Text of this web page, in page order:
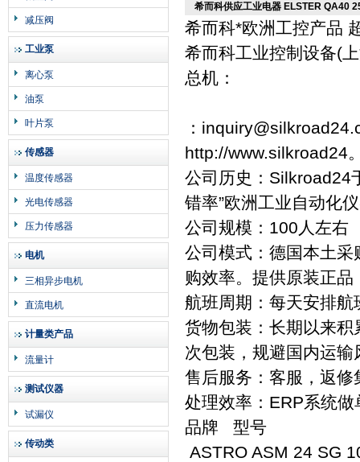
减压阀
工业泵
离心泵
油泵
叶片泵
传感器
温度传感器
光电传感器
压力传感器
电机
三相异步电机
直流电机
计量类产品
流量计
测试仪器
试漏仪
传动类
希而科供应工业电器 ELSTER QA40
希而科*欧洲工控产
希而科工业控制设备(
总机：
：
http://www.silkroad24
公司历史：Silkroad24
错率”欧洲工业自动化
公司规模：100人左右
公司模式：德国本土
购效率。提供原装正
航班周期：每天安排
货物包装：长期以来
次包装，规避国内运输
售后服务：客服，返
处理效率：ERP系统
品牌 型号
ASTRO ASM 24 SG